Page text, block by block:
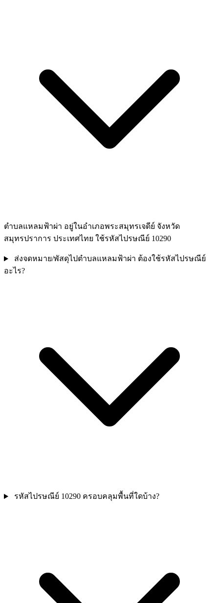
ตำบลแหลมฟ้าผ่า อยู่ในอำเภอพระสมุทรเจดีย์ จังหวัด
สมุทรปราการ ประเทศไทย ใช้รหัสไปรษณีย์ 10290
ส่งจดหมาย/พัสดุไปตำบลแหลมฟ้าผ่า ต้องใช้รหัสไปรษณีย์
อะไร?
รหัสไปรษณีย์ 10290 ครอบคลุมพื้นที่ใดบ้าง?